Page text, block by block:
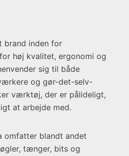
brand inden for
høj kvalitet, ergonomi og
sig til både
og gør-det-selv-
værktøj, der er pålideligt,
at arbejde med.
omfatter blandt andet
tænger, bits og